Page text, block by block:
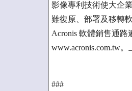
影像專利技術使大企
難復原、部署及移轉
Acronis 軟體銷售通
www.acronis.com.tw。
###